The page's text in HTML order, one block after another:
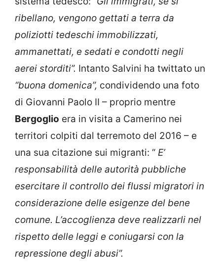
ribellano, vengono gettati a terra da
poliziotti tedeschi immobilizzati,
ammanettati, e sedati e condotti negli
aerei storditi”. Intanto Salvini ha twittato un
“buona domenica”, condividendo una foto
di Giovanni Paolo II – proprio mentre
Bergoglio era in visita a Camerino nei
territori colpiti dal terremoto del 2016 – e
una sua citazione sui migranti: “ E’
responsabilità delle autorità pubbliche
esercitare il controllo dei flussi migratori in
considerazione delle esigenze del bene
comune. L’accoglienza deve realizzarli nel
rispetto delle leggi e coniugarsi con la
repressione degli abusi”.